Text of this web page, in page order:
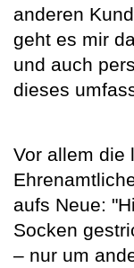
anderen
geht es mir
und auch
dieses
Vor allem die
aufs Neue:
Socken
– nur um